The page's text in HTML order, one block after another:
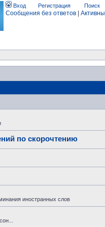
Вход Регистрация Поиск
Сообщения без ответов
по скорочтению
иностранных слов